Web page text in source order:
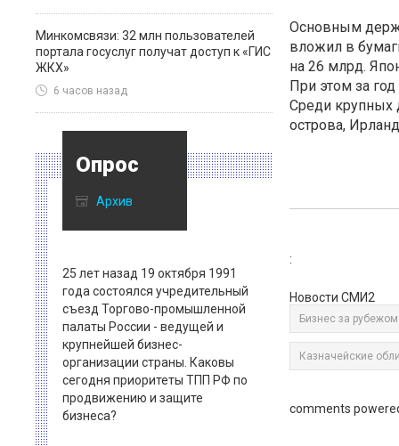
Минкомсвязи: 32 млн пользователей
портала госуслуг получат доступ к «ГИС
ЖКХ»
6 часов назад
Опрос
Архив
25 лет назад 19 октября 1991
года состоялся учредительный
съезд Торгово-промышленной
палаты России - ведущей и
крупнейшей бизнес-
организации страны. Каковы
сегодня приоритеты ТПП РФ по
продвижению и защите
бизнеса?
Основным
вложил в
на 26 млрд.
При этом за
Среди крупных
острова,
:
Новости СМИ2
Бизнес за рубежом
Казначейские
comments